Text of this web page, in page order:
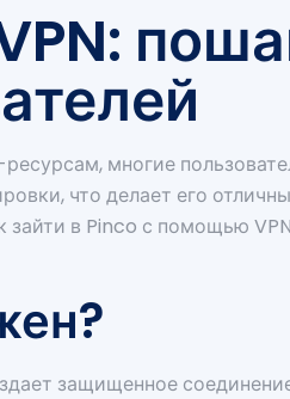
многие
что делает его
в Pinco с помощью
защищенное